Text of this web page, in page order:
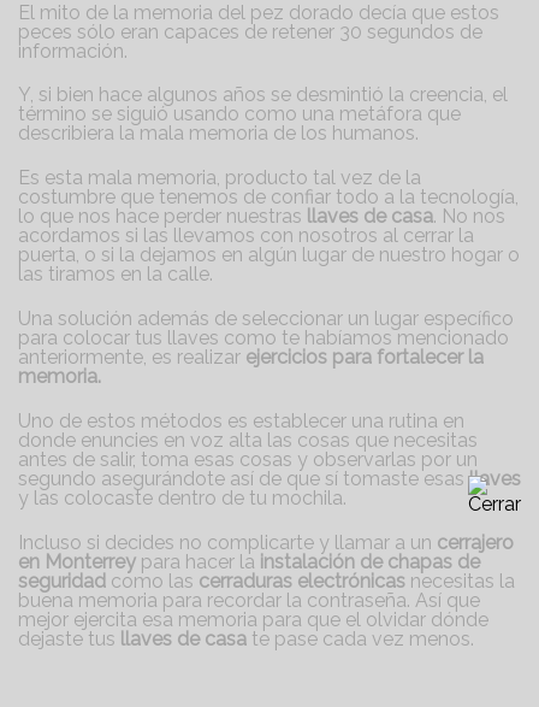
El mito de la memoria del pez dorado decía que estos
peces sólo eran capaces de retener 30 segundos de
información.
Y, si bien hace algunos años se desmintió la creencia, el
término se siguió usando como una metáfora que
describiera la mala memoria de los humanos.
Es esta mala memoria, producto tal vez de la
costumbre que tenemos de confiar todo a la tecnología,
lo que nos hace perder nuestras llaves de casa. No nos
acordamos si las llevamos con nosotros al cerrar la
puerta, o si la dejamos en algún lugar de nuestro hogar o
las tiramos en la calle.
Una solución además de seleccionar un lugar específico
para colocar tus llaves como te habíamos mencionado
anteriormente, es realizar ejercicios para fortalecer la
memoria.
Uno de estos métodos es establecer una rutina en
donde enuncies en voz alta las cosas que necesitas
antes de salir, toma esas cosas y observarlas por un
segundo asegurándote así de que sí tomaste esasllaves
y las colocaste dentro de tu mochila.
Incluso si decides no complicarte y llamar a un cerrajero
en Monterrey para hacer la instalación de chapas de
seguridad como las cerraduras electrónicas necesitas la
buena memoria para recordar la contraseña. Así que
mejor ejercita esa memoria para que el olvidar dónde
dejaste tus llaves de casa te pase cada vez menos.